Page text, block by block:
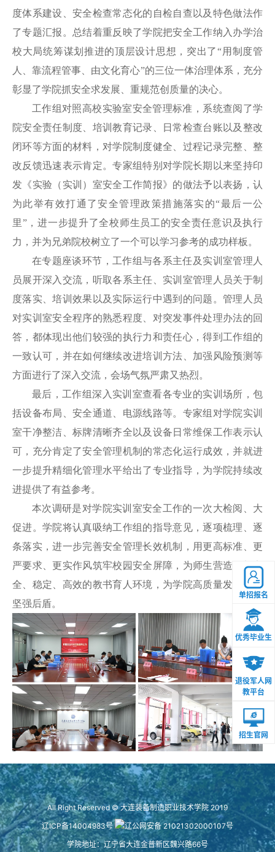
度体系建设、安全检查常态化的自检自查以及特色做法作
了专题汇报。总结着重反映了学院把安全工作纳入办学治
校大局统筹谋划推进的顶层设计思想，突出了“用制度管
人、靠流程管事、由文化育心”的三位一体治理体系，充分
彰显了学院抓安全求发展、重规范创质量的决心。
工作组对照高校实验室安全管理标准，系统查阅了学
院安全责任制度、培训教育记录、日常检查台账以及整改
闭环等方面的材料，对学院制度健全、过程记录完整、整
改反馈迅速表示肯定。专家组特别对学院长期以来坚持印
发《实验（实训）室安全工作简报》的做法予以表扬，认
为此举有效打通了安全管理政策措施落实的“最后一公
里”，进一步提升了全校师生员工的安全责任意识及执行
力，并为兄弟院校树立了一个可以学习参考的成功样板。
在专题座谈环节，工作组与各系主任及实训室管理人
员展开深入交流，听取各系主任、实训室管理人员关于制
度落实、培训效果以及实际运行中遇到的问题。管理人员
对实训室安全程序的熟悉程度、对突发事件处理办法的回
答，都体现出他们较强的执行力和责任心，得到工作组的
一致认可，并在如何继续改进培训方法、加强风险预测等
方面进行了深入交流，会场气氛严肃又热烈。
最后，工作组深入实训室查看各专业的实训场所，包
括设备布局、安全通道、电源线路等。专家组对学院实训
室干净整洁、标牌清晰齐全以及设备日常维保工作表示认
可，充分肯定了安全管理机制的常态化运行成效，并就进
一步提升精细化管理水平给出了专业指导，为学院持续改
进提供了有益参考。
本次调研是对学院实训室安全工作的一次大检阅、大
促进。学院将认真吸纳工作组的指导意见，逐项梳理、逐
条落实，进一步完善安全管理长效机制，用更高标准、更
严要求、更实作风筑牢校园安全屏障，为师生营造更加安
全、稳定、高效的教书育人环境，为学院高质量发展构筑
坚强后盾。
单招报名
优秀毕业生
退役军人网
教平台
招生官网
All Right Reserved © 大连装备制造职业技术学院 2019
辽ICP备14004983号
辽公网安备 21021302000107号
学院地址：辽宁省大连金普新区魏兴路66号